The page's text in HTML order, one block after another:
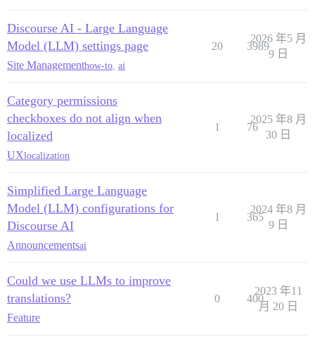
Discourse AI - Large Language
Model (LLM) settings page
Site Managementhow-to ai
20 3989
2026 年5 月
9 日
Category permissions
checkboxes do not align when
localized
UXlocalization
1 76
2025 年8 月
30 日
Simplified Large Language
Model (LLM) configurations for
Discourse AI
Announcementsai
1 365
2024 年8 月
9 日
Could we use LLMs to improve
translations?
Feature
0 400
2023 年11
月 20 日